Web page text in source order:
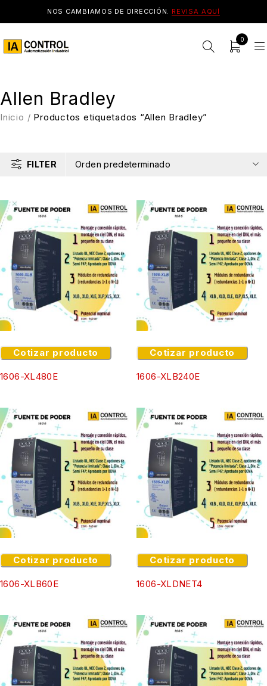
NOS CAMBIAMOS DE DIRECCIÓN. REVISA AQUÍ
0
Allen Bradley
Inicio / Productos etiquetados “Allen Bradley”
FILTER Orden predeterminado
Cotizar producto
1606-XL480E
Cotizar producto
1606-XLB240E
Cotizar producto
1606-XLB60E
Cotizar producto
1606-XLDNET4